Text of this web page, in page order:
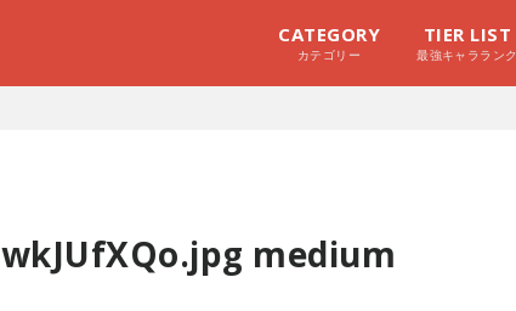
CATEGORY
カテゴリー
TIER LIST
最強キャラランク
wkJUfXQo.jpg medium